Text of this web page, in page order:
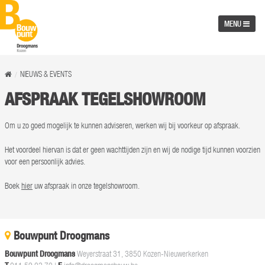
MENU
NIEUWS & EVENTS
AFSPRAAK TEGELSHOWROOM
Om u zo goed mogelijk te kunnen adviseren, werken wij bij voorkeur op afspraak.
Het voordeel hiervan is dat er geen wachttijden zijn en wij de nodige tijd kunnen voorzien
voor een persoonlijk advies.
Boekhieruw afspraak in onze tegelshowroom.
Bouwpunt Droogmans
Bouwpunt DroogmansWeyerstraat 31, 3850 Kozen-Nieuwerkerken